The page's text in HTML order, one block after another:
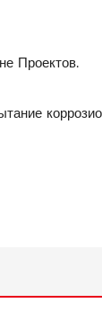
Проектов.